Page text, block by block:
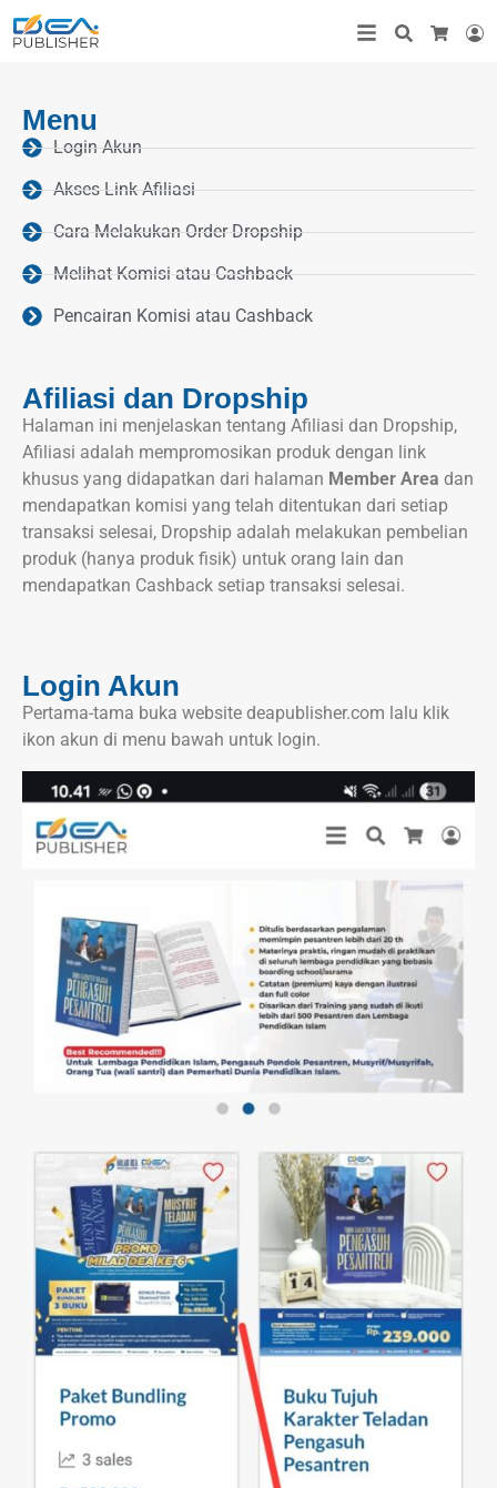
Search
Menu
Login Akun
Akses Link Afiliasi
Cara Melakukan Order Dropship
Melihat Komisi atau Cashback
Pencairan Komisi atau Cashback
Afiliasi dan Dropship
Halaman ini menjelaskan tentang Afiliasi dan Dropship,
Afiliasi adalah mempromosikan produk dengan link
khusus yang didapatkan dari halaman Member Area dan
mendapatkan komisi yang telah ditentukan dari setiap
transaksi selesai, Dropship adalah melakukan pembelian
produk (hanya produk fisik) untuk orang lain dan
mendapatkan Cashback setiap transaksi selesai.
Login Akun
Pertama-tama buka website deapublisher.com lalu klik
ikon akun di menu bawah untuk login.